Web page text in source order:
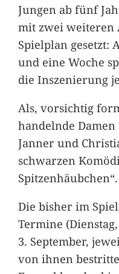
Jungen ab fünf
mit zwei weiteren
Spielplan gesetzt:
und eine Woche
die Inszenierung
Als, vorsichtig
handelnde
Janner und
schwarzen
Spitzenhäubchen“.
Die bisher im
Termine
3. September,
von ihnen